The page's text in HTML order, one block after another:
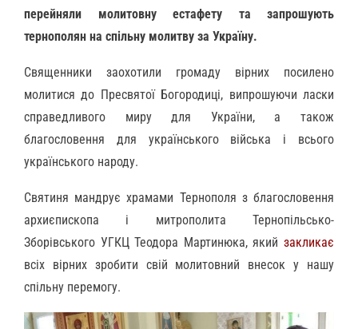
перейняли молитовну естафету та запрошують
тернополян на спільну молитву за Україну.
Священники заохотили громаду вірних посилено
молитися до Пресвятої Богородиці, випрошуючи ласки
справедливого миру для України, а також
благословення для українського війська і всього
українського народу.
Святиня мандрує храмами Тернополя з благословення
архиєпископа і митрополита Тернопільсько-
Зборівського УГКЦ Теодора Мартинюка, який закликає
всіх вірних зробити свій молитовний внесок у нашу
спільну перемогу.